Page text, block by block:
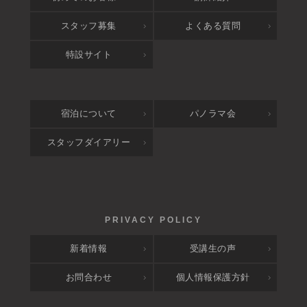
スタッフ募集 よくある質問
特設サイト
宿泊について パノラマ会
スタッフダイアリー
新着情報 受講生の声
お問合わせ 個人情報保護方針